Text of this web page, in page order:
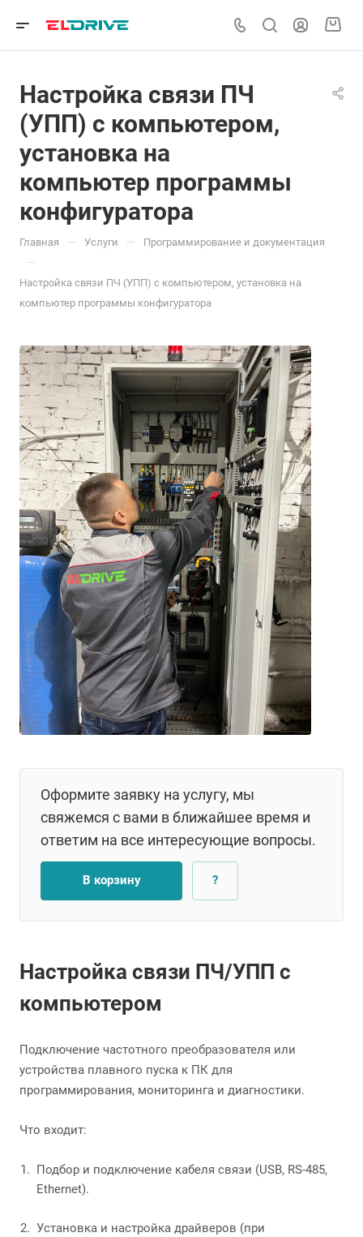
Настройка связи ПЧ
(УПП) с компьютером,
установка на
компьютер программы
конфигуратора
Главная — Услуги — Программирование и документация
—
Настройка связи ПЧ (УПП) с компьютером, установка на
компьютер программы конфигуратора
Оформите заявку на услугу, мы
свяжемся с вами в ближайшее время и
ответим на все интересующие вопросы.
В корзину ?
Настройка связи ПЧ/УПП с
компьютером
Подключение частотного преобразователя или
устройства плавного пуска к ПК для
программирования, мониторинга и диагностики.
Что входит:
Подбор и подключение кабеля связи (USB, RS-485,
Ethernet).
Установка и настройка драйверов (при